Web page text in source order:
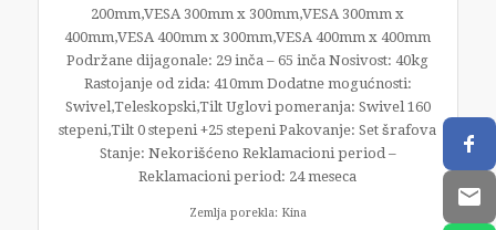
200mm,VESA 300mm x 300mm,VESA 300mm x
400mm,VESA 400mm x 300mm,VESA 400mm x 400mm
Podržane dijagonale: 29 inča – 65 inča Nosivost: 40kg
Rastojanje od zida: 410mm Dodatne mogućnosti:
Swivel,Teleskopski,Tilt Uglovi pomeranja: Swivel 160
stepeni,Tilt 0 stepeni +25 stepeni Pakovanje: Set šrafova
Stanje: Nekorišćeno Reklamacioni period –
Reklamacioni period: 24 meseca
Zemlja porekla: Kina